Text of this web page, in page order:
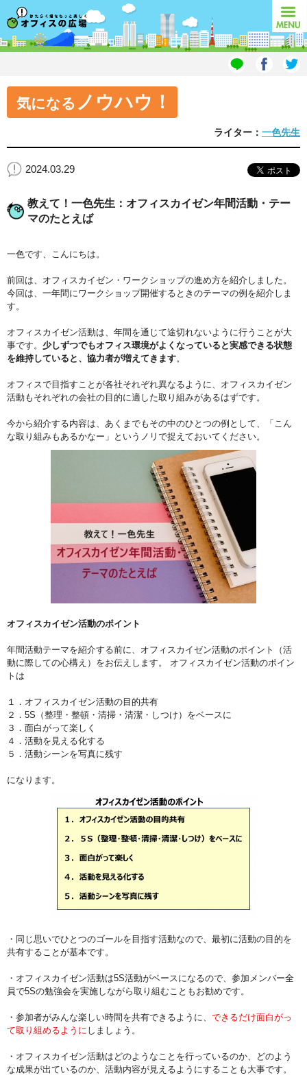
オフィスの広場 MENU
気になる ノウハウ！
ライター： 一色先生
2024.03.29
教えて！一色先生：オフィスカイゼン年間活動・テー
マのたとえば
一色です、こんにちは。
前回は、オフィスカイゼン・ワークショップの進め方を紹介しました。
今回は、一年間にワークショップ開催するときのテーマの例を紹介しま
す。
オフィスカイゼン活動は、年間を通じて途切れないように行うことが大
事です。 少しずつでもオフィス環境がよくなっていると実感できる状態
を維持していると、協力者が増えてきます。
オフィスで目指すことが各社それぞれ異なるように、オフィスカイゼン
活動もそれぞれの会社の目的に適した取り組みがあるはずです。
今から紹介する内容は、あくまでもその中のひとつの例として、「こん
な取り組みもあるかなー」というノリで捉えておいてください。
オフィスカイゼン活動のポイント
年間活動テーマを紹介する前に、オフィスカイゼン活動のポイント（活
動に際しての心構え）をお伝えします。 オフィスカイゼン活動のポイン
トは
１．オフィスカイゼン活動の目的共有
２．5S（整理・整頓・清掃・清潔・しつけ）をベースに
３．面白がって楽しく
４．活動を見える化する
５．活動シーンを写真に残す
になります。
・同じ思いでひとつのゴールを目指す活動なので、最初に活動の目的を
共有することが基本です。
・オフィスカイゼン活動は5S活動がベースになるので、参加メンバー全
員で5Sの勉強会を実施しながら取り組むこともお勧めです。
・参加者がみんな楽しい時間を共有できるように、 できるだけ面白がっ
て取り組めるように しましょう。
・オフィスカイゼン活動はどのようなことを行っているのか、どのよう
な成果が出ているのか、活動内容が見えるようにすることも大事です。